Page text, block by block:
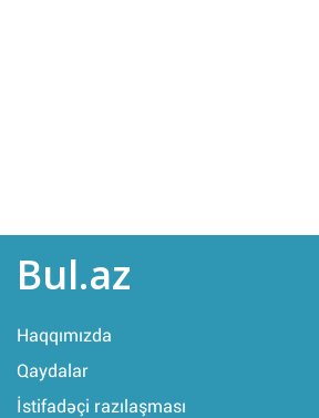
Bul.az
Haqqımızda
Qaydalar
İstifadəçi razılaşması